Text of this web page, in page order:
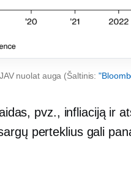
nuolat auga (Šaltinis:
pvz., infliaciją ir
perteklius gali